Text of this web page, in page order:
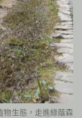
物生態，走進綠蔭森